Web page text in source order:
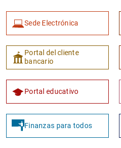
Sede Electrónica
Portal del cliente
bancario
Portal educativo
Finanzas para todos